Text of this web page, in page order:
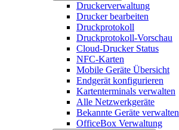
Druckerverwaltung
Drucker bearbeiten
Druckprotokoll
Druckprotokoll-Vorschau
Cloud-Drucker Status
NFC-Karten
Mobile Geräte Übersicht
Endgerät konfigurieren
Kartenterminals verwalten
Alle Netzwerkgeräte
Bekannte Geräte verwalten
OfficeBox Verwaltung